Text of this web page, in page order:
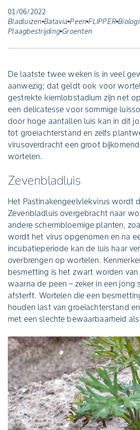
01/06/2022
Bladluizen Batavia Peen FLIPPER
Plaagbestrijding Groenten
De laatste twee weken is in veel
aanwezig; dat geldt ook voor
gestrekte kiemlobstadium zijn net
een delicatesse voor sommige
door hoge aantallen luis kan in dit
tot groeiachterstand en zelfs
virusoverdracht een groot
wortelen.
Zevenbladluis
Het Pastinakengeelvlekvirus wordt
Zevenbladluis overgebracht naar
andere schermbloemige planten,
wordt het virus opgenomen en na
incubatieperiode kan de luis haar
overbrengen op wortelen.
besmetting is het zwart worden
waarna de peen – zeker in een jong
afsterft. Wortelen die een
houden last van groeiachterstand
met een slechte bewaarbaarheid